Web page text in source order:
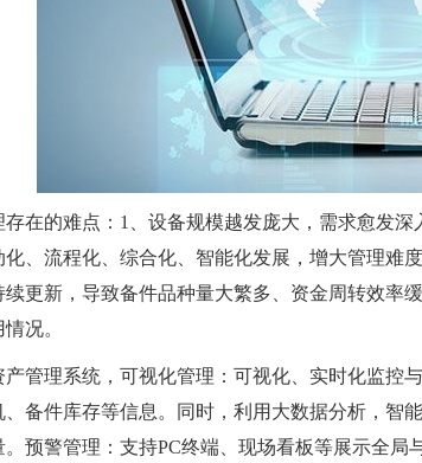
存在的难点：1、设备规模越发庞大，需求愈发
化、流程化、综合化、智能化发展，增大管理难
续更新，导致备件品种量大繁多、资金周转效率
况。
产管理系统，可视化管理：可视化、实时化监控
、备件库存等信息。同时，利用大数据分析，智
。预警管理：支持PC终端、现场看板等展示全局